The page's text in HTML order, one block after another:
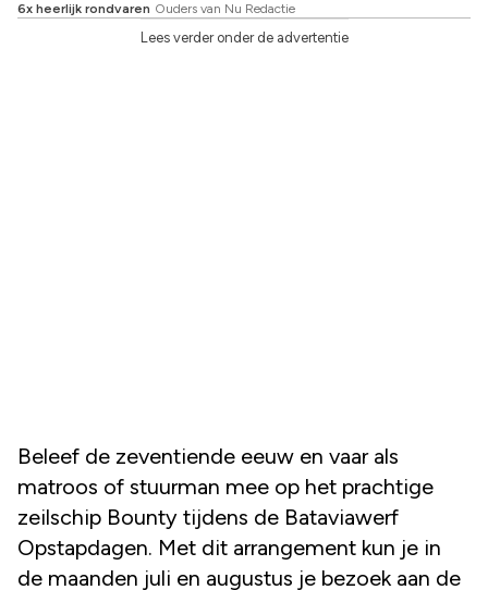
6x heerlijk rondvaren Ouders van Nu Redactie
Lees verder onder de advertentie
Beleef de zeventiende eeuw en vaar als
matroos of stuurman mee op het prachtige
zeilschip Bounty tijdens de Bataviawerf
Opstapdagen. Met dit arrangement kun je in
de maanden juli en augustus je bezoek aan de